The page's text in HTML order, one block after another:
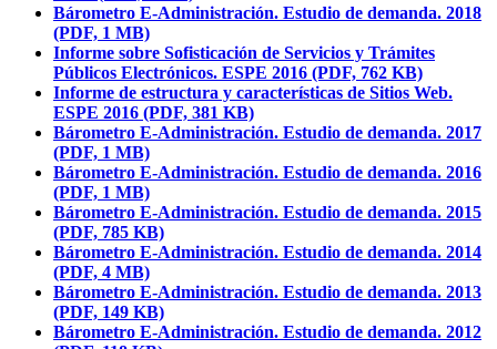
Bárometro E-Administración. Estudio de demanda. 2018
(PDF, 1 MB)
Informe sobre Sofisticación de Servicios y Trámites
Públicos Electrónicos. ESPE 2016 (PDF, 762 KB)
Informe de estructura y características de Sitios Web.
ESPE 2016 (PDF, 381 KB)
Bárometro E-Administración. Estudio de demanda. 2017
(PDF, 1 MB)
Bárometro E-Administración. Estudio de demanda. 2016
(PDF, 1 MB)
Bárometro E-Administración. Estudio de demanda. 2015
(PDF, 785 KB)
Bárometro E-Administración. Estudio de demanda. 2014
(PDF, 4 MB)
Bárometro E-Administración. Estudio de demanda. 2013
(PDF, 149 KB)
Bárometro E-Administración. Estudio de demanda. 2012